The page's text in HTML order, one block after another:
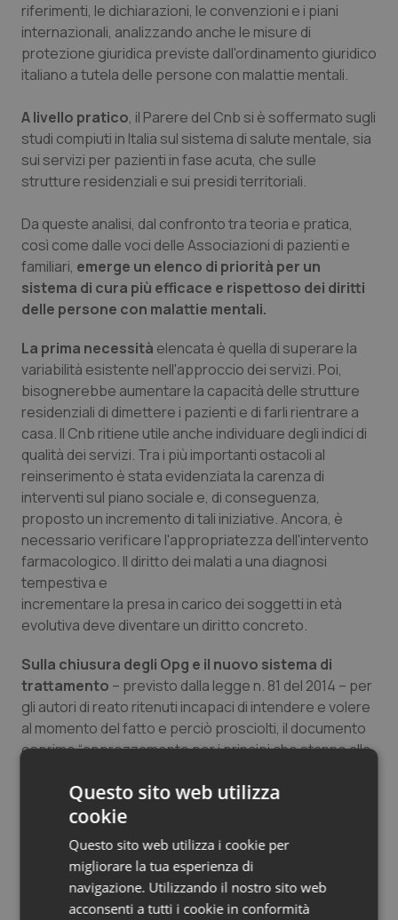
Tumori gastrointestinali
Ulcera & Reflusso
Vaccini
riferimenti, le dichiarazioni, le convenzioni e i piani
internazionali, analizzando anche le misure di
protezione giuridica previste dall'ordinamento giuridico
italiano a tutela delle persone con malattie mentali.
A livello pratico, il Parere del Cnb si è soffermato sugli
studi compiuti in Italia sul sistema di salute mentale, sia
sui servizi per pazienti in fase acuta, che sulle
strutture residenziali e sui presidi territoriali.
Da queste analisi, dal confronto tra teoria e pratica,
così come dalle voci delle Associazioni di pazienti e
familiari, emerge un elenco di priorità per un
sistema di cura più efficace e rispettoso dei diritti
delle persone con malattie mentali.
La prima necessità elencata è quella di superare la
variabilità esistente nell'approccio dei servizi. Poi,
bisognerebbe aumentare la capacità delle strutture
residenziali di dimettere i pazienti e di farli rientrare a
casa. Il Cnb ritiene utile anche individuare degli indici di
qualità dei servizi. Tra i più importanti ostacoli al
reinserimento è stata evidenziata la carenza di
interventi sul piano sociale e, di conseguenza,
proposto un incremento di tali iniziative. Ancora, è
necessario verificare l'appropriatezza dell'intervento
farmacologico. Il diritto dei malati a una diagnosi
tempestiva e
incrementare la presa in carico dei soggetti in età
evolutiva deve diventare un diritto concreto.
Sulla chiusura degli Opg e il nuovo sistema di
trattamento – previsto dalla legge n. 81 del 2014 – per
gli autori di reato ritenuti incapaci di intendere e volere
al momento del fatto e perciò prosciolti, il documento
esprime “apprezzamento per i principi che stanno alla
particolare, si raccomanda che “sia rispettata
l'ispirazione della legge che prevede progetti
individuali riabilitativi sul territorio per i prosciolti come
regola, laddove l'esecuzione della misura detentiva
nelle Rems va considerata quale eccezione a cui si può
ricorrere quando non esistano valide alternative che
Questo sito web utilizza
cookie
Questo sito web utilizza i cookie per
migliorare la tua esperienza di
navigazione. Utilizzando il nostro sito web
acconsenti a tutti i cookie in conformità